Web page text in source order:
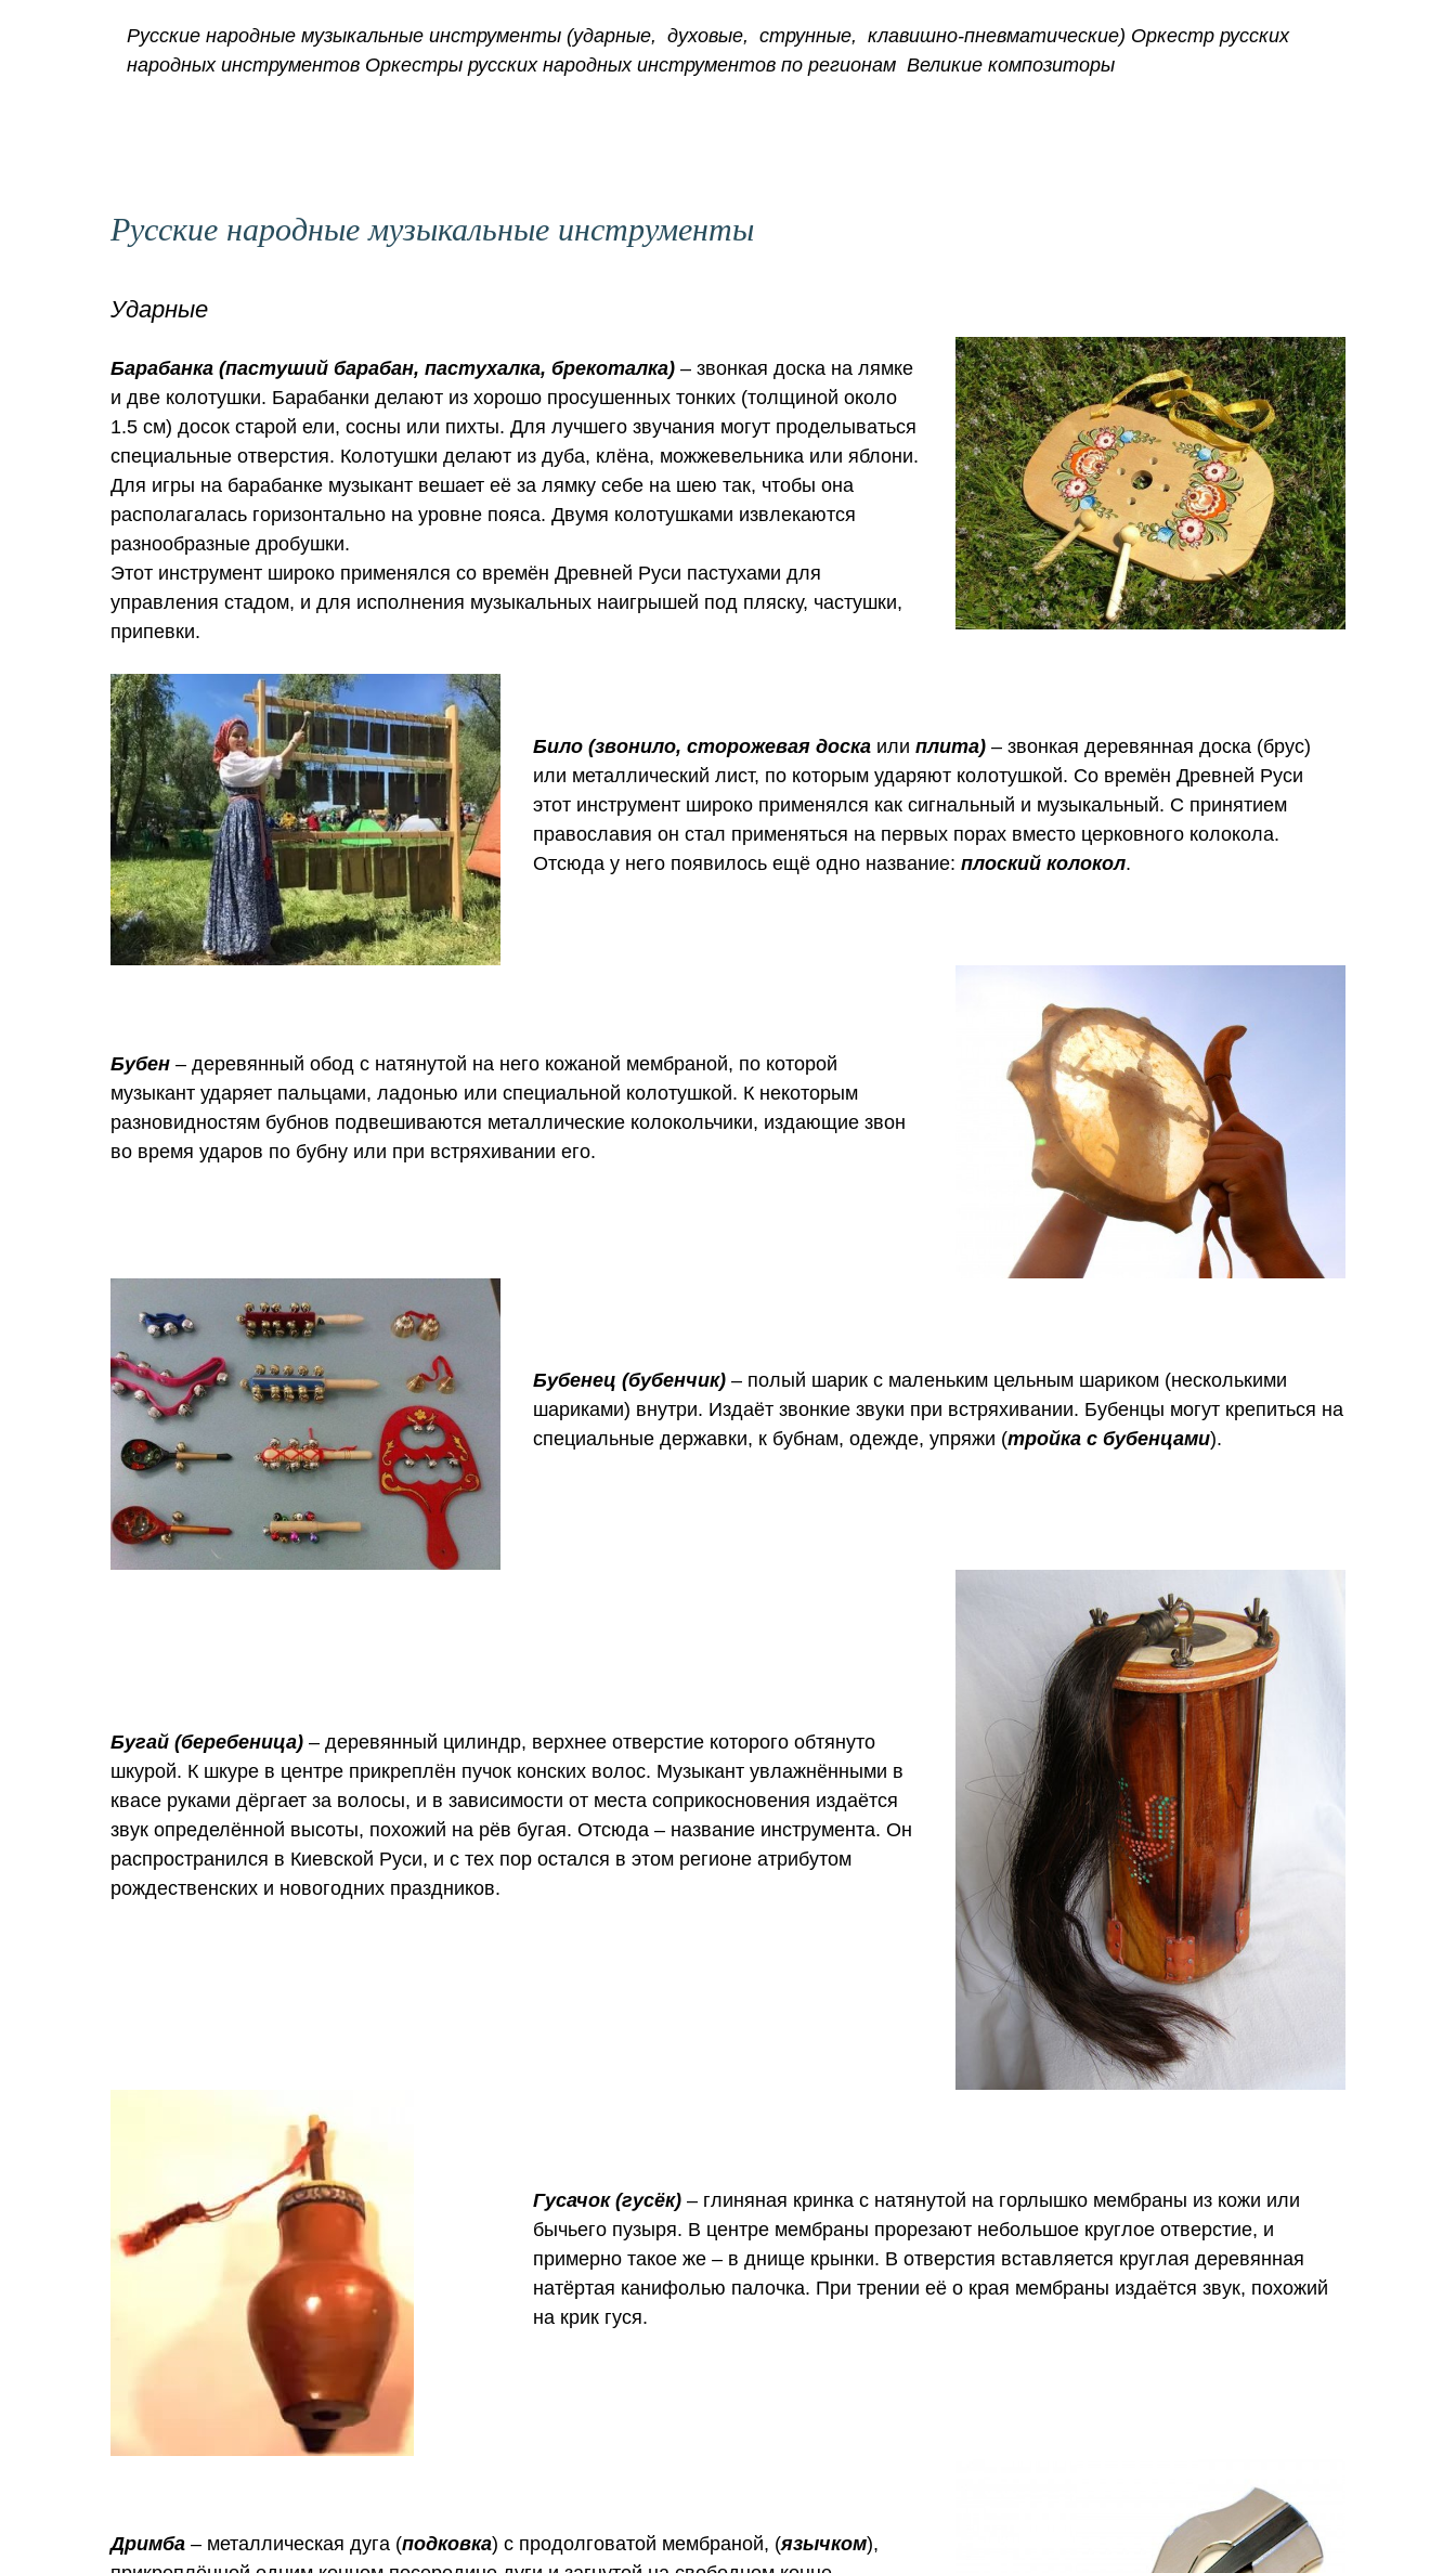
Русские народные музыкальные инструменты (ударные, духовые, струнные, клавишно-пневматические) Оркестр русских
народных инструментов Оркестры русских народных инструментов по регионам Великие композиторы
Русские народные музыкальные инструменты
Ударные
Барабанка (пастуший барабан, пастухалка, брекоталка) – звонкая доска на лямке
и две колотушки. Барабанки делают из хорошо просушенных тонких (толщиной около
1.5 см) досок старой ели, сосны или пихты. Для лучшего звучания могут проделываться
специальные отверстия. Колотушки делают из дуба, клёна, можжевельника или яблони.
Для игры на барабанке музыкант вешает её за лямку себе на шею так, чтобы она
располагалась горизонтально на уровне пояса. Двумя колотушками извлекаются
разнообразные дробушки.
Этот инструмент широко применялся со времён Древней Руси пастухами для
управления стадом, и для исполнения музыкальных наигрышей под пляску, частушки,
припевки.
Било (звонило, сторожевая доска или плита) – звонкая деревянная доска (брус)
или металлический лист, по которым ударяют колотушкой. Со времён Древней Руси
этот инструмент широко применялся как сигнальный и музыкальный. С принятием
православия он стал применяться на первых порах вместо церковного колокола.
Отсюда у него появилось ещё одно название: плоский колокол.
Бубен – деревянный обод с натянутой на него кожаной мембраной, по которой
музыкант ударяет пальцами, ладонью или специальной колотушкой. К некоторым
разновидностям бубнов подвешиваются металлические колокольчики, издающие звон
во время ударов по бубну или при встряхивании его.
Бубенец (бубенчик) – полый шарик с маленьким цельным шариком (несколькими
шариками) внутри. Издаёт звонкие звуки при встряхивании. Бубенцы могут крепиться на
специальные державки, к бубнам, одежде, упряжи (тройка с бубенцами).
Бугай (беребеница) – деревянный цилиндр, верхнее отверстие которого обтянуто
шкурой. К шкуре в центре прикреплён пучок конских волос. Музыкант увлажнёнными в
квасе руками дёргает за волосы, и в зависимости от места соприкосновения издаётся
звук определённой высоты, похожий на рёв бугая. Отсюда – название инструмента. Он
распространился в Киевской Руси, и с тех пор остался в этом регионе атрибутом
рождественских и новогодних праздников.
Гусачок (гусёк) – глиняная кринка с натянутой на горлышко мембраны из кожи или
бычьего пузыря. В центре мембраны прорезают небольшое круглое отверстие, и
примерно такое же – в днище крынки. В отверстия вставляется круглая деревянная
натёртая канифолью палочка. При трении её о края мембраны издаётся звук, похожий
на крик гуся.
Дримба – металлическая дуга (подковка) с продолговатой мембраной, (язычком),